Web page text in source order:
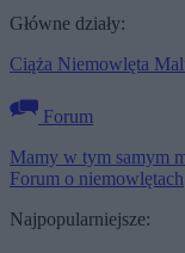
Główne działy:
Ciąża Niemowlęta
Forum
Mamy w tym samym
Forum o niemowlętach
Najpopularniejsze: